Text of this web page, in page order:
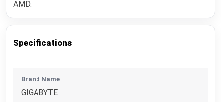
AMD.
Specifications
Brand Name
GIGABYTE